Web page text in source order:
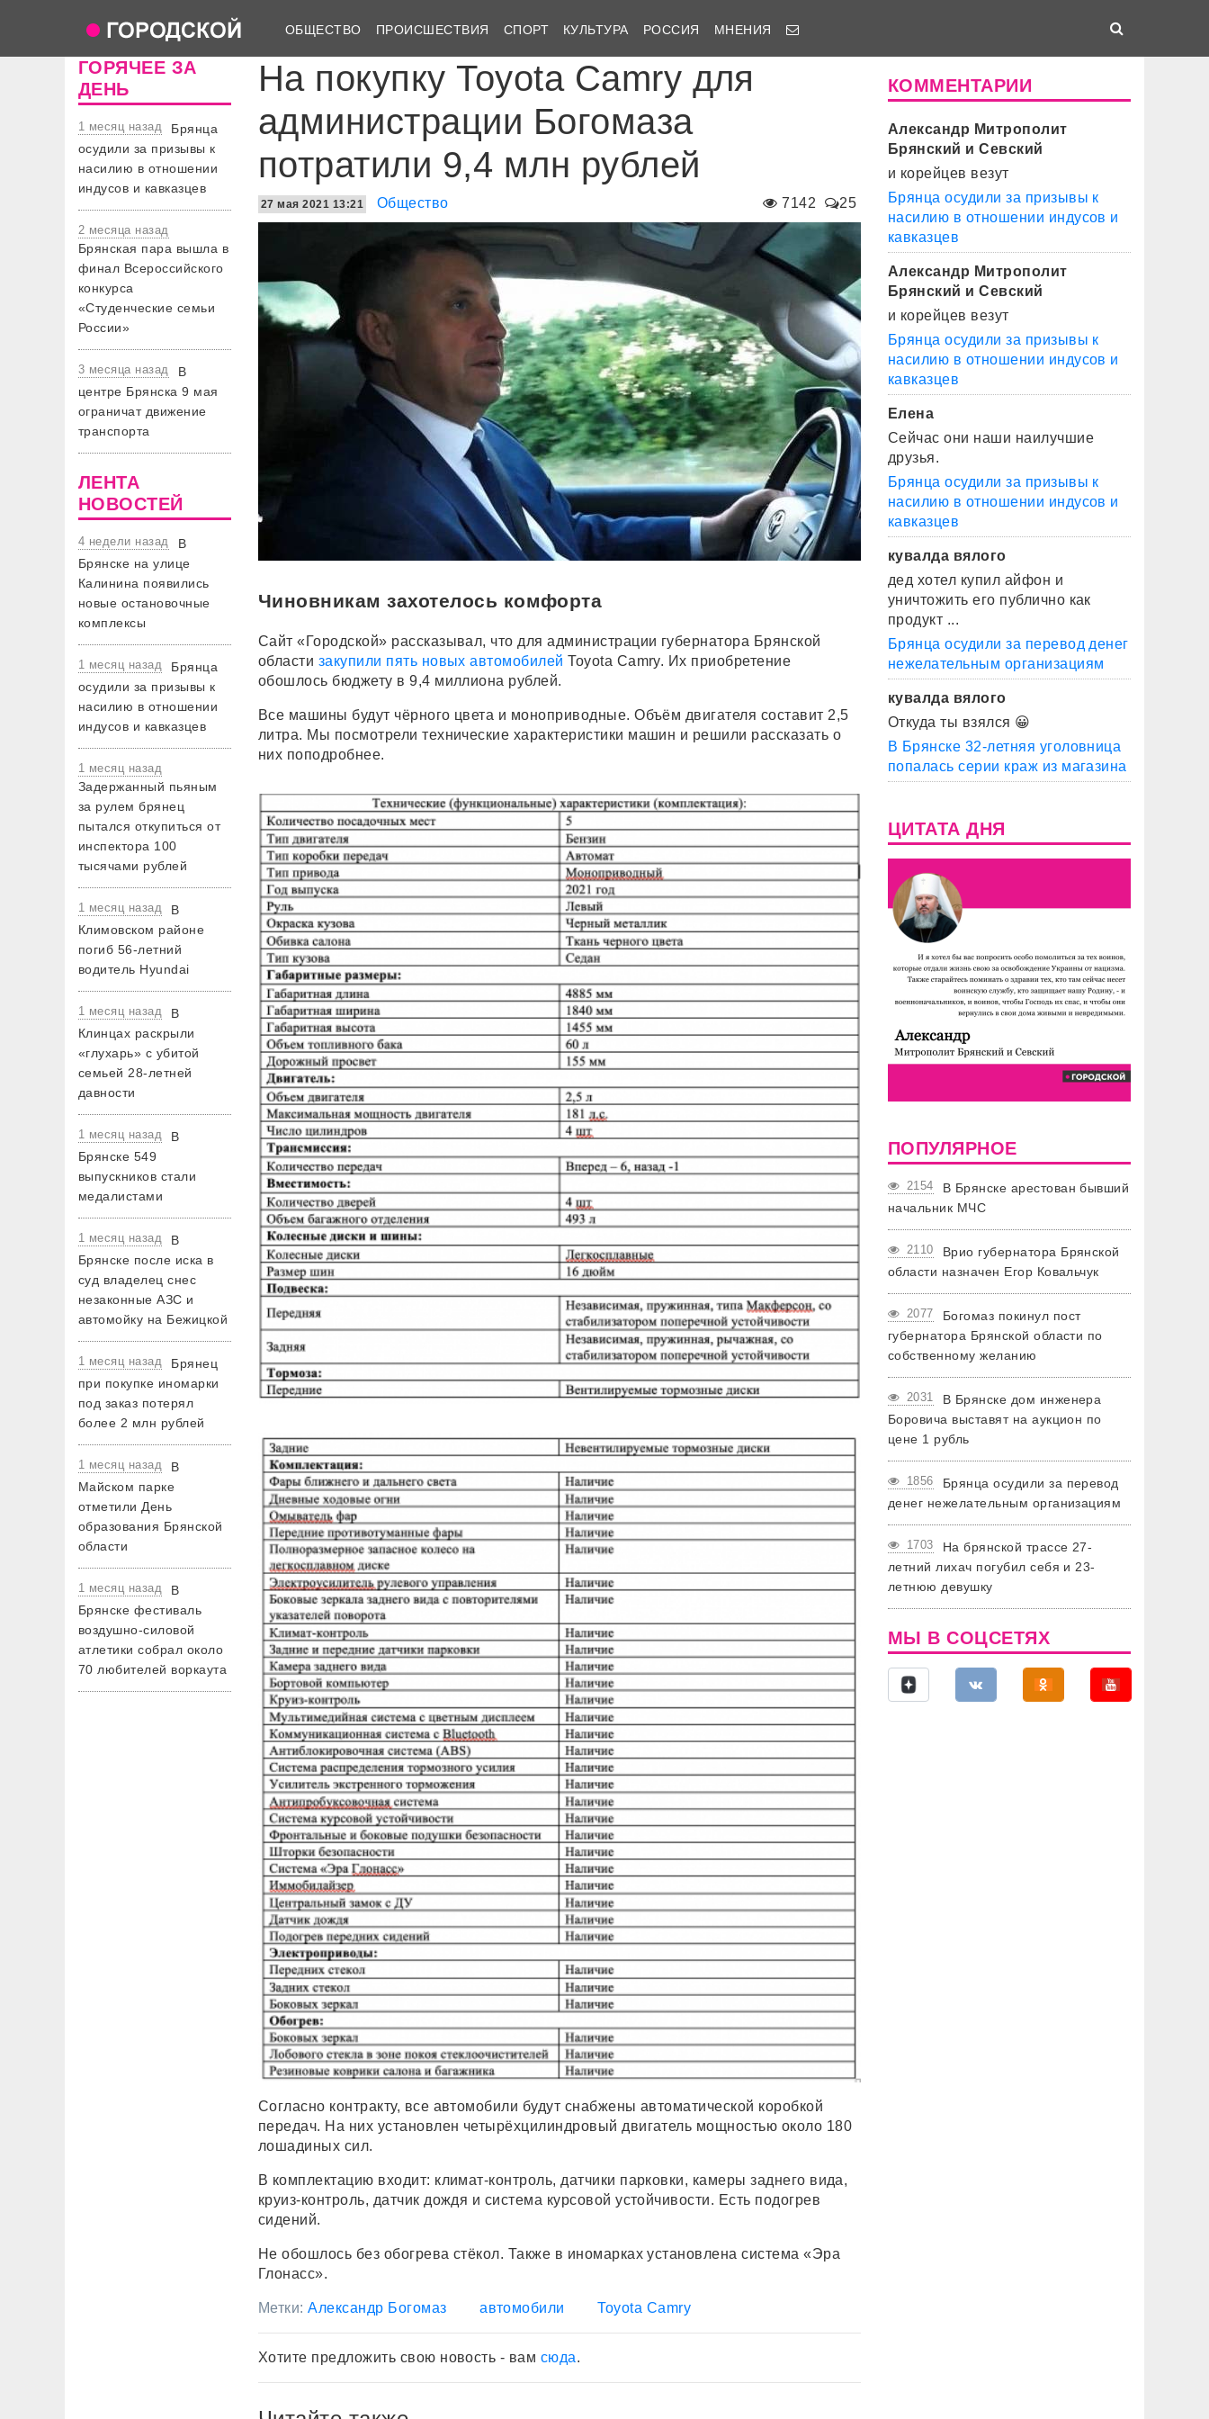
ОБЩЕСТВО ПРОИСШЕСТВИЯ СПОРТ КУЛЬТУРА РОССИЯ МНЕНИЯ
ГОРЯЧЕЕ ЗА
ДЕНЬ
1 месяц назад
Брянца
осудили за призывы к
насилию в отношении
индусов и кавказцев
2 месяца назад
Брянская пара вышла в
финал Всероссийского
конкурса
«Студенческие семьи
России»
3 месяца назад
В
центре Брянска 9 мая
ограничат движение
транспорта
ЛЕНТА
НОВОСТЕЙ
4 недели назад
В
Брянске на улице
Калинина появились
новые остановочные
комплексы
1 месяц назад
Брянца
осудили за призывы к
насилию в отношении
индусов и кавказцев
1 месяц назад
Задержанный пьяным
за рулем брянец
пытался откупиться от
инспектора 100
тысячами рублей
1 месяц назад
В
Климовском районе
погиб 56-летний
водитель Hyundai
1 месяц назад
В
Клинцах раскрыли
«глухарь» с убитой
семьей 28-летней
давности
1 месяц назад
В
Брянске 549
выпускников стали
медалистами
1 месяц назад
В
Брянске после иска в
суд владелец снес
незаконные АЗС и
автомойку на Бежицкой
1 месяц назад
Брянец
при покупке иномарки
под заказ потерял
более 2 млн рублей
1 месяц назад
В
Майском парке
отметили День
образования Брянской
области
1 месяц назад
В
Брянске фестиваль
воздушно-силовой
атлетики собрал около
70 любителей воркаута
На покупку Toyota Camry для
администрации Богомаза
потратили 9,4 млн рублей
7142 25
27 мая 2021 13:21 Общество
Чиновникам захотелось комфорта
Сайт «Городской» рассказывал, что для администрации губернатора Брянской
области закупили пять новых автомобилей Toyota Camry. Их приобретение
обошлось бюджету в 9,4 миллиона рублей.
Все машины будут чёрного цвета и моноприводные. Объём двигателя составит 2,5
литра. Мы посмотрели технические характеристики машин и решили рассказать о
них поподробнее.
Согласно контракту, все автомобили будут снабжены автоматической коробкой
передач. На них установлен четырёхцилиндровый двигатель мощностью около 180
лошадиных сил.
В комплектацию входит: климат-контроль, датчики парковки, камеры заднего вида,
круиз-контроль, датчик дождя и система курсовой устойчивости. Есть подогрев
сидений.
Не обошлось без обогрева стёкол. Также в иномарках установлена система «Эра
Глонасс».
Метки:Александр Богомаз автомобили Toyota Camry
Хотите предложить свою новость - вам сюда.
КОММЕНТАРИИ
Александр Митрополит
Брянский и Севский
и корейцев везут
Брянца осудили за призывы к
насилию в отношении индусов и
кавказцев
Александр Митрополит
Брянский и Севский
и корейцев везут
Брянца осудили за призывы к
насилию в отношении индусов и
кавказцев
Елена
Сейчас они наши наилучшие
друзья.
Брянца осудили за призывы к
насилию в отношении индусов и
кавказцев
кувалда вялого
дед хотел купил айфон и
уничтожить его публично как
продукт ...
Брянца осудили за перевод денег
нежелательным организациям
кувалда вялого
Откуда ты взялся 😀
В Брянске 32-летняя уголовница
попалась серии краж из магазина
ЦИТАТА ДНЯ
ПОПУЛЯРНОЕ
2154
В Брянске арестован бывший
начальник МЧС
2110
Врио губернатора Брянской
области назначен Егор Ковальчук
2077
Богомаз покинул пост
губернатора Брянской области по
собственному желанию
2031
В Брянске дом инженера
Боровича выставят на аукцион по
цене 1 рубль
1856
Брянца осудили за перевод
денег нежелательным организациям
1703
На брянской трассе 27-
летний лихач погубил себя и 23-
летнюю девушку
МЫ В СОЦСЕТЯХ